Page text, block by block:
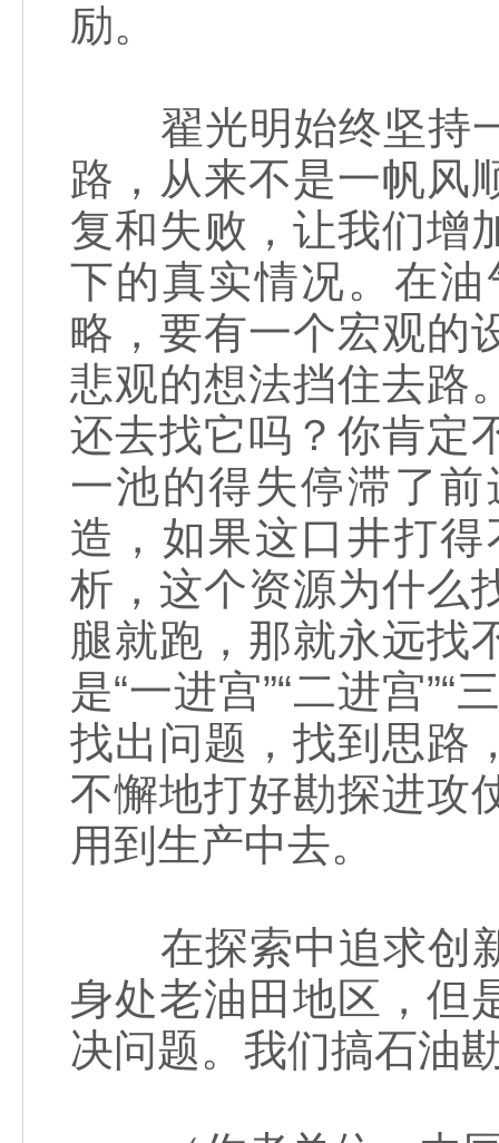
励。
翟光明始终坚持一
路，从来不是一帆风
复和失败，让我们增
下的真实情况。在
略，要有一个宏观的
悲观的想法挡住去路
还去找它吗？你肯定
一池的得失停滞了
造，如果这口井打
析，这个资源为什么
腿就跑，那就永远找
是“一进宫”“二进宫
找出问题，找到思路
不懈地打好勘探进攻
用到生产中去。
在探索中追求创新
身处老油田地区，但
决问题。我们搞石油